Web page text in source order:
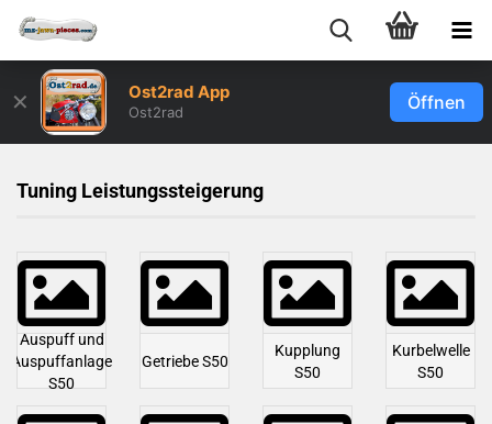
✕ Ost2rad App
Ost2rad Öffnen
Tuning Leistungssteigerung
Auspuff und
Auspuffanlage
S50
Getriebe S50
Kupplung
S50
Kurbelwelle
S50